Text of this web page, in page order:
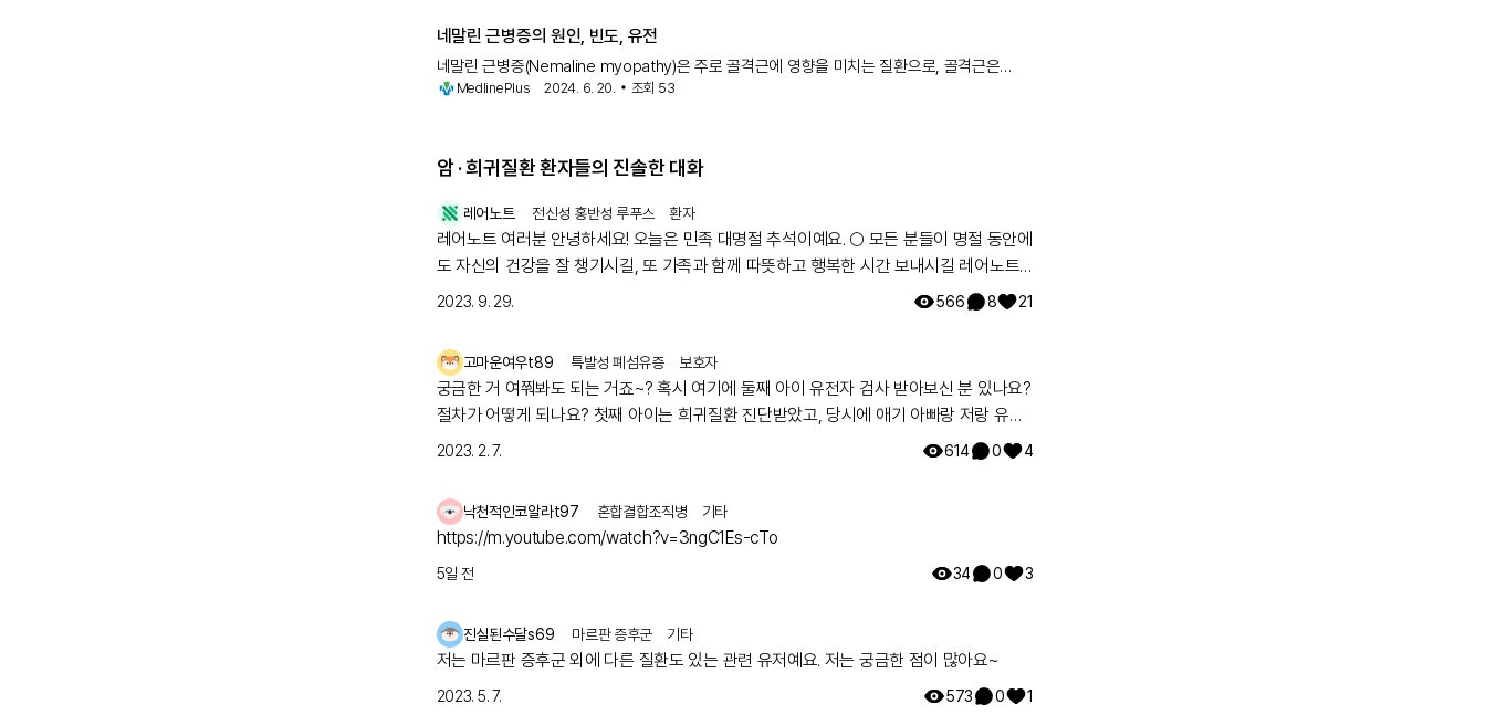
소를 나타냈습니다. 합병증을 예상하고 이에 따라 치료하는 것도 중요합니다. 미토콘드
리아 근병증에서는 크레아틴 모노하이드레이트 5-10 g/일이 증상 개선에 도움이 될 수
있으며, 코엔자임 Q10 보충은 일관된 연구 결과가 더 필요합니다. 후천성 근병증은 일
반적으로 갑상선 질환, 사르코이드증과 같은 전신 질환을 치료함으로써 개선됩니다. 일
바이러스 요법 HAART 및 스테로이드에도 잘 반응합니다. 염증성 근병증 및 자가면역
로이드가 면역 조절제에 비해 부작용이 적어 더 나은 것으로 입증되었습니다. 사용되는
약물은 메토트렉세이트, 아자티오프린, 사이클로스포린, 사이클로포스파미드 외에 경구
덱사메타손 및 일일 경구 프레드니솔론입니다. 불행히도, 일부 사례는 면역 억제제 및
스테로이드에 내성이 있으며, 더 일반화된 약화로 진행됩니다. 고품질의 무작위 임상 시
합니다. 횡문근융해증: 횡문근융해증 치료의 궁극적인 목표는 근육 손상으로 인한 미오
급, 신장 기능 및 전해질 균형을 면밀히 모니터링합니다.
네말린 근병증의 감별 진단
네말린 근병증의 감별 진단은 관련 증상에 따라 다양합니다: 길랭-바레 증후군: 대부분
의 경우 급성 염증성 탈수초성 다발신경병증(AIDP)으로 나타나는 GBS의 전형적인 환
위근 약화를 호소합니다. 약화는 몇 시간에서 며칠에 걸쳐 팔, 몸통 근육, 뇌신경, 호흡
위한 기준 표준은 질병 발병 직후와 2-4주 후에 얻은 쌍혈청 샘플을 사용한 간접 면역
형광 항체(IFA) 검사입니다. 람베르트-이튼 근무력 증후군(LEMS): 근위근 약화, 저하
된 건반사, 테타닉 후 강화, 아세틸콜린 방출 장애로 인한 자율신경 변화. 중증 근무력증:
항체가 형성됩니다. ACh 수용체의 수가 감소하면 근육을 반복 사용 시 점진적으로 근력
험합니다. 기타 감별 진단에는 다음이 포함됩니다: 악성 고열 근긴장증 골화성 근염 혈
관염과 관련된 근염 부종양 증후군(예: 암성 신경병증, 악액질, 근괴사) 직접적인 근육
손상(외상, 과도한 운동) 영양 결핍(비타민 E 결핍, 흡수 장애 증후군)
네말린 근병증의 예후
네말린 근병증의 원인, 빈도, 유전
네말린 근병증(Nemaline myopathy)은 주로 골격근에 영향을 미치는 질환으로, 골격근은
신체가 움직이기 위해 사용하는 근육입니다. 네
MedlinePlus 2024. 6. 20. 조회 53
암 · 희귀질환 환자들의 진솔한 대화
레어노트 전신성 홍반성 루푸스 환자
레어노트 여러분 안녕하세요! 오늘은 민족 대명절 추석이예요. 🌕 모든 분들이 명절 동안에
도 자신의 건강을 잘 챙기시길, 또 가족과 함께 따뜻하고 행복한 시간 보내시길 레어노트
2023. 9. 29. 566 8 21
고마운여우t89 특발성 폐섬유증 보호자
궁금한 거 여쭤봐도 되는 거죠~? 혹시 여기에 둘째 아이 유전자 검사 받아보신 분 있나요?
절차가 어떻게 되나요? 첫째 아이는 희귀질환 진단받았고, 당시에 애기 아빠랑 저랑 유전
자 검사했는데 돌연변이라고 하시더라구요.. 둘째 임신했는데 유전은 안 된다지만 워낙에
2023. 2. 7. 614 0 4
낙천적인코알라t97 혼합결합조직병 기타
https://m.youtube.com/watch?v=3ngC1Es-cTo
5일 전 34 0 3
진실된수달s69 마르판 증후군 기타
저는 마르판 증후군 외에 다른 질환도 있는 관련 유저예요. 저는 궁금한 점이 많아요~
2023. 5. 7. 573 0 1